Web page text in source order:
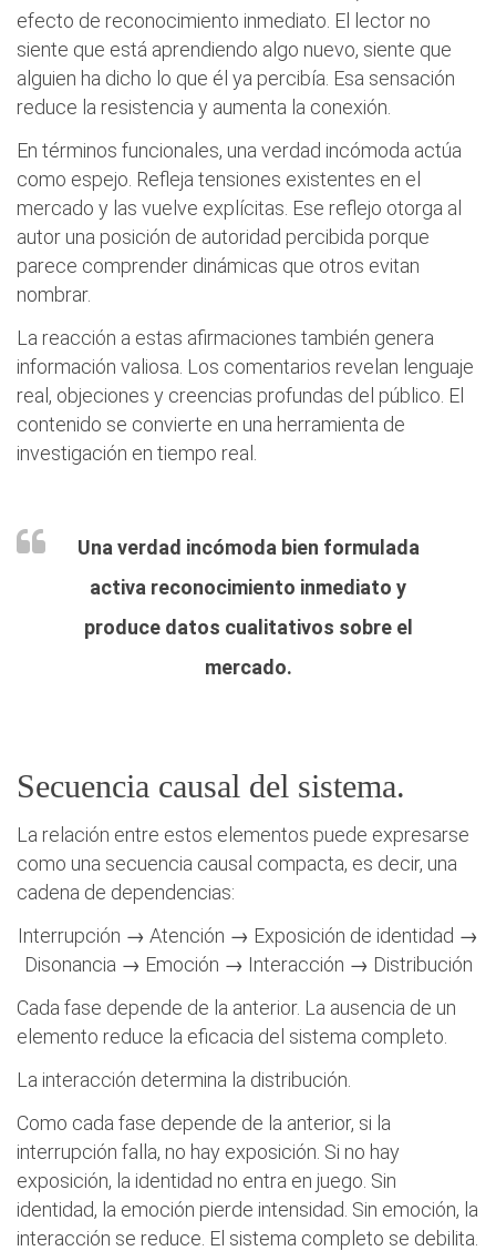
efecto de reconocimiento inmediato. El lector no
siente que está aprendiendo algo nuevo, siente que
alguien ha dicho lo que él ya percibía. Esa sensación
reduce la resistencia y aumenta la conexión.
En términos funcionales, una verdad incómoda actúa
como espejo. Refleja tensiones existentes en el
mercado y las vuelve explícitas. Ese reflejo otorga al
autor una posición de autoridad percibida porque
parece comprender dinámicas que otros evitan
nombrar.
La reacción a estas afirmaciones también genera
información valiosa. Los comentarios revelan lenguaje
real, objeciones y creencias profundas del público. El
contenido se convierte en una herramienta de
investigación en tiempo real.
Una verdad incómoda bien formulada
activa reconocimiento inmediato y
produce datos cualitativos sobre el
mercado.
Secuencia causal del sistema.
La relación entre estos elementos puede expresarse
como una secuencia causal compacta, es decir, una
cadena de dependencias:
Interrupción → Atención → Exposición de identidad →
Disonancia → Emoción → Interacción → Distribución
Cada fase depende de la anterior. La ausencia de un
elemento reduce la eficacia del sistema completo.
La interacción determina la distribución.
Como cada fase depende de la anterior, si la
interrupción falla, no hay exposición. Si no hay
exposición, la identidad no entra en juego. Sin
identidad, la emoción pierde intensidad. Sin emoción, la
interacción se reduce. El sistema completo se debilita.